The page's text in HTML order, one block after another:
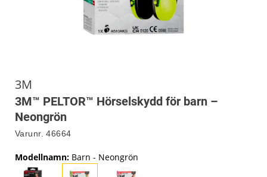
3M
3M™ PELTOR™ Hörselskydd för barn –
Neongrön
Varunr. 46664
Modellnamn: Barn - Neongrön